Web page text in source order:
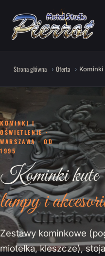
Strona główna Oferta Kominki
KOMINKI I
OŚWIETLENIE ·
WARSZAWA · OD
1995
Kominki kute
lampy i
Zestawy kominkowe
miotełka, kleszcze),